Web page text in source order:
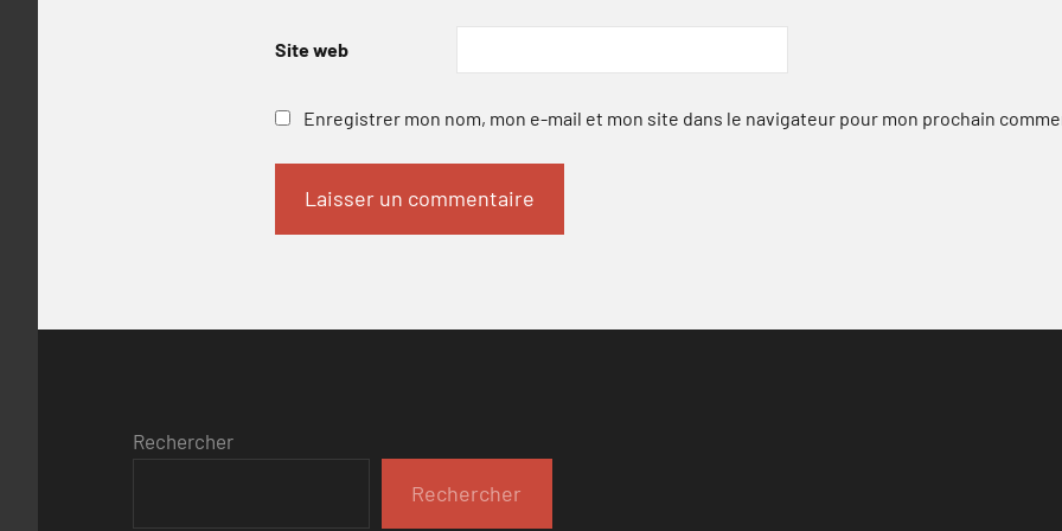
Site web
Enregistrer mon nom, mon e-mail et mon site dans le navigateur pour mon prochain
Rechercher
Rechercher